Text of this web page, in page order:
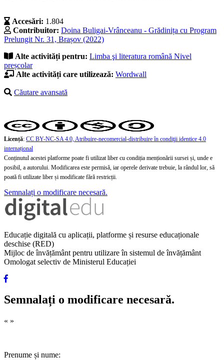
Accesări: 1.804
Contribuitor: Doina Buligai-Vrânceanu - Grădinița cu Program
Prelungit Nr. 31, Brașov (2022)
Alte activități pentru: Limba şi literatura română Nivel
preșcolar
Alte activități care utilizează: Wordwall
Căutare avansată
Licență: CC BY-NC-SA 4.0, Atribuire-necomercial-distribuire în condiţii identice 4.0
internațional
Conținutul acestei platforme poate fi utilizat liber cu condiția menționării sursei și, unde e
posibil, a autorului. Modificarea este permisă, iar operele derivate trebuie, la rândul lor, să
poată fi utilizate liber și modificate fără restricții.
Semnalați o modificare necesară.
Educație digitală cu aplicații, platforme și resurse educaționale
deschise (RED)
Mijloc de învățământ pentru utilizare în sistemul de învățământ
Omologat selectiv de Ministerul Educației
Semnalați o modificare necesară.
« »
Prenume și nume: